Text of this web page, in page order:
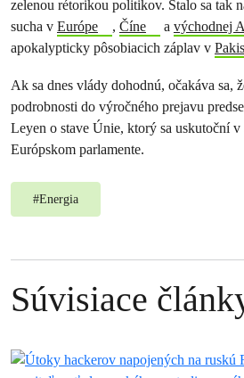
zelenou rétorikou politikov. Stalo sa tak
sucha v Európe , Číne a východnej
apokalypticky pôsobiacich záplav v
Ak sa dnes vlády dohodnú, očakáva sa,
podrobnosti do výročného prejavu
Leyen o stave Únie, ktorý sa uskutoční v
Európskom parlamente.
#Energia
Súvisiace